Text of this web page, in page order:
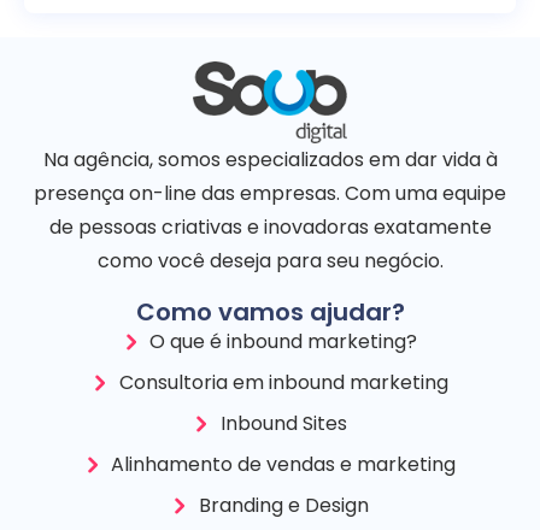
Na agência, somos especializados em dar vida à
presença on-line das empresas. Com uma equipe
de pessoas criativas e inovadoras exatamente
como você deseja para seu negócio.
Como vamos ajudar?
O que é inbound marketing?
Consultoria em inbound marketing
Inbound Sites
Alinhamento de vendas e marketing
Branding e Design